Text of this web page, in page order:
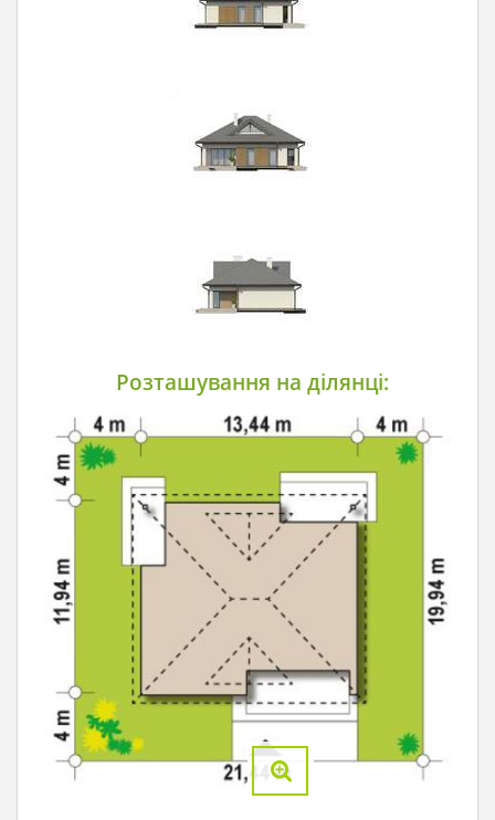
Розташування на ділянці: